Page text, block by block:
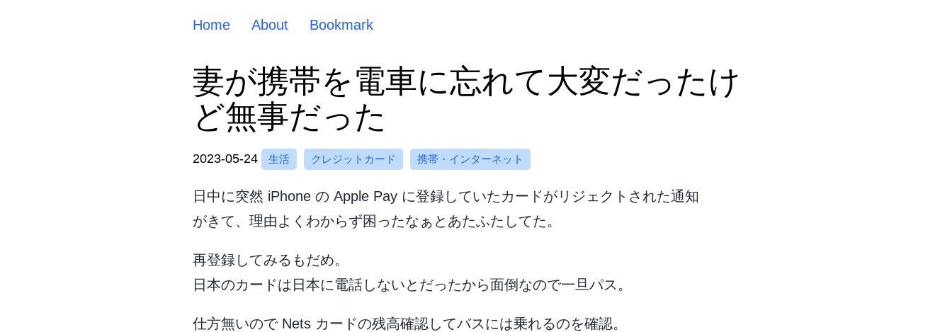
Home About Bookmark
妻が携帯を電車に忘れて大変だったけ
ど無事だった
2023-05-24 生活 クレジットカード 携帯・インターネット
日中に突然 iPhone の Apple Pay に登録していたカードがリジェクトされた通知
がきて、理由よくわからず困ったなぁとあたふたしてた。
再登録してみるもだめ。
日本のカードは日本に電話しないとだったから面倒なので一旦パス。
仕方無いので Nets カードの残高確認してバスには乗れるのを確認。